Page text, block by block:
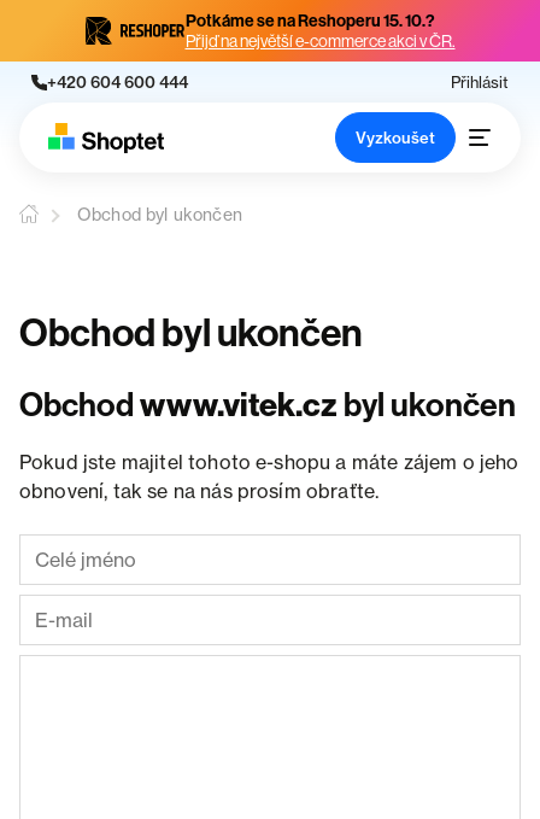
Potkáme se na Reshoperu 15. 10.?
Přijď na největší e-commerce akci v ČR.
+420 604 600 444 Přihlásit
Vyzkoušet
Obchod byl ukončen
Obchod byl ukončen
Obchodwww.vitek.cz byl ukončen
Pokud jste majitel tohoto e-shopu a máte zájem o jeho
obnovení, tak se na nás prosím obraťte.